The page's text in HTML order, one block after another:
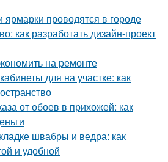
ярмарки проводятся в городе
как разработать дизайн-проект
на ремонте
для на участке: как
от обоев в прихожей: как
швабры и ведра: как
и удобной